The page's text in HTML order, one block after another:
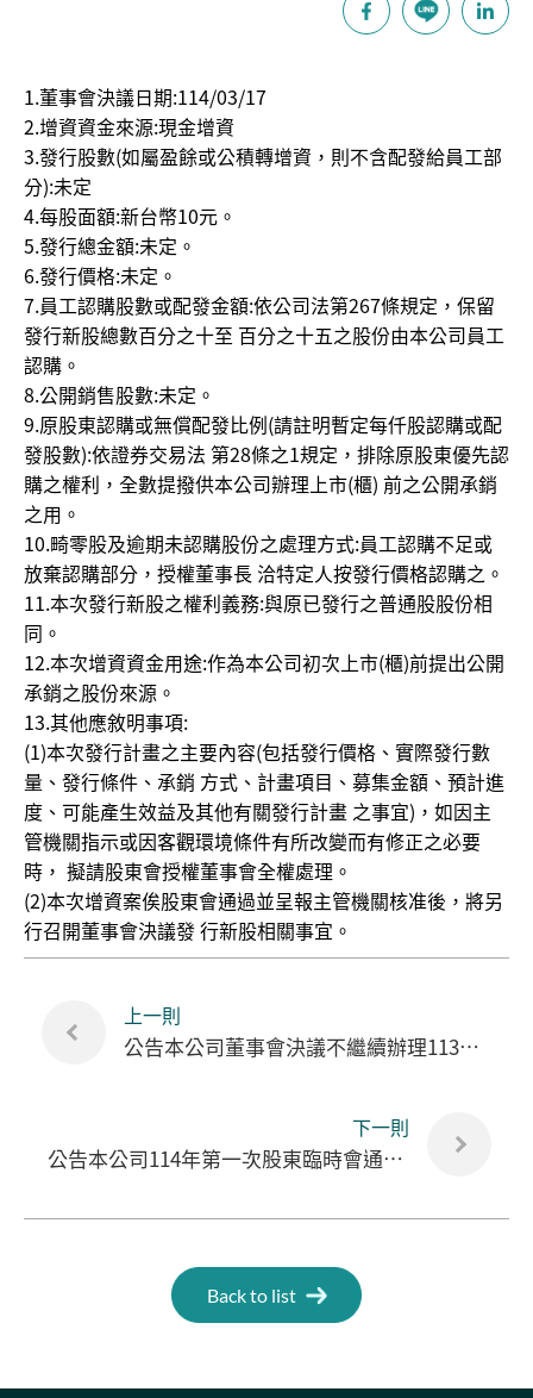
1.董事會決議日期:114/03/17
2.增資資金來源:現金增資
3.發行股數(如屬盈餘或公積轉增資，則不含配發給員工部
分):未定
4.每股面額:新台幣10元。
5.發行總金額:未定。
6.發行價格:未定。
7.員工認購股數或配發金額:依公司法第267條規定，保留
發行新股總數百分之十至 百分之十五之股份由本公司員工
認購。
8.公開銷售股數:未定。
9.原股東認購或無償配發比例(請註明暫定每仟股認購或配
發股數):依證券交易法 第28條之1規定，排除原股東優先認
購之權利，全數提撥供本公司辦理上市(櫃) 前之公開承銷
之用。
10.畸零股及逾期未認購股份之處理方式:員工認購不足或
放棄認購部分，授權董事長 洽特定人按發行價格認購之。
11.本次發行新股之權利義務:與原已發行之普通股股份相
同。
12.本次增資資金用途:作為本公司初次上市(櫃)前提出公開
承銷之股份來源。
13.其他應敘明事項:
(1)本次發行計畫之主要內容(包括發行價格、實際發行數
量、發行條件、承銷 方式、計畫項目、募集金額、預計進
度、可能產生效益及其他有關發行計畫 之事宜)，如因主
管機關指示或因客觀環境條件有所改變而有修正之必要
時， 擬請股東會授權董事會全權處理。
(2)本次增資案俟股東會通過並呈報主管機關核准後，將另
行召開董事會決議發 行新股相關事宜。
上一則
公告本公司董事會決議不繼續辦理113年度股東常會通過之 私募普通股案
下一則
公告本公司114年第一次股東臨時會通過解除新任董事 (含獨立董事)競業禁止之限制
Back to list